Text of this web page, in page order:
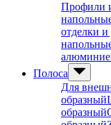
Профили
отделки и
Полоса
Для
образный
образный